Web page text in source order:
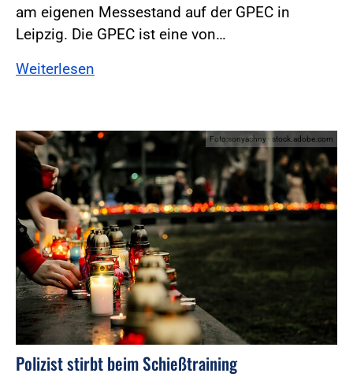
am eigenen Messestand auf der GPEC in
Leipzig. Die GPEC ist eine von…
Weiterlesen
Foto:sonyachny - stock.adobe.com
Polizist stirbt beim Schießtraining